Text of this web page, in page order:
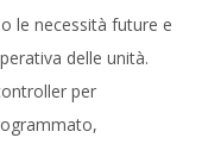
le necessità future e
delle unità.
per